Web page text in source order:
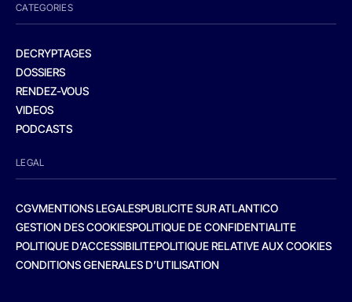
CATEGORIES
DECRYPTAGES
DOSSIERS
RENDEZ-VOUS
VIDEOS
PODCASTS
LEGAL
CGVMENTIONS LEGALESPUBLICITE SUR ATLANTICO
GESTION DES COOKIESPOLITIQUE DE CONFIDENTIALITE
POLITIQUE D’ACCESSIBILITEPOLITIQUE RELATIVE AUX COOKIES
CONDITIONS GENERALES D’UTILISATION